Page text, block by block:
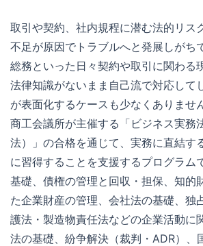
取引や契約、社内規程に潜む法的リス
不足が原因でトラブルへと発展しがち
総務といった日々契約や取引に関わる
法律知識がないまま自己流で対応して
が表面化するケースも少なくありませ
商工会議所が主催する「ビジネス実務
法）」の合格を通じて、実務に直結す
に習得することを支援するプログラム
基礎、債権の管理と回収・担保、知的
た企業財産の管理、会社法の基礎、独
護法・製造物責任法などの企業活動に
法の基礎、紛争解決（裁判・ADR）、